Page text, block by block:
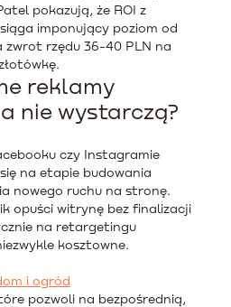
pokazują, że ROI z
imponujący poziom od
zwrot rzędu 36-40 PLN na
reklamy
nie wystarczą?
czy Instagramie
na etapie budowania
nowego ruchu na stronę.
opuści witrynę bez finalizacji
na retargetingu
kosztowne.
i ogród
pozwoli na bezpośrednią,